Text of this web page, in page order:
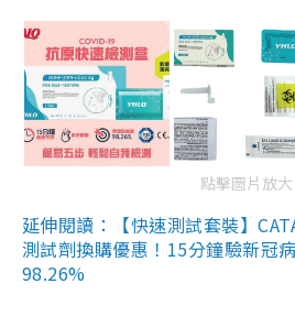
點擊圖片放大
延伸閱讀：【快速測試套裝】
測試劑換購優惠！15分鐘驗新冠
98.26%